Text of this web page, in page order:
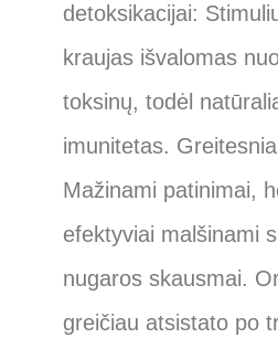
detoksikacijai:
kraujas išvalomas
toksinų, todėl
imunitetas.
Mažinami patinimai,
efektyviai malšinami
nugaros skausmai.
greičiau atsistato po